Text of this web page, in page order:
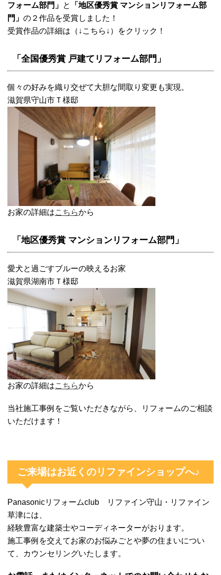
フォーム部門」 と
「地区優秀賞 マンションリフォーム部
門」 の２作品を受賞しました！
受賞作品の詳細は（↓こちら↓）をクリック！
「全国優秀賞 戸建てリフォーム部門」
個々の好みを織り交ぜて大胆な間取り変更も実現。
滋賀県守山市Ｔ様邸
お家の詳細はこちらから
「地区優秀賞 マンションリフォーム部門」
愛犬と過ごすブルーの映えるお家
滋賀県湖南市Ｔ様邸
お家の詳細はこちらから
当社施工事例をご覧いただきながら、リフォームのご相談
いただけます！
ご来場はお近くのリファインショップへ♪
Panasonicリフォームclub リファイン守山・リファイン
草津には、
経験豊富な建築士やコーディネーターがおります。
施工事例を交えてお家のお悩みごとや夢の住まいについ
て、カウンセリングいたします。